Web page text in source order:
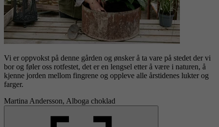
Vi er oppvokst på denne gården og ønsker å ta vare på stedet der vi
bor og føler oss rotfestet, det er en lengsel etter å være i naturen, å
kjenne jorden mellom fingrene og oppleve alle årstidenes lukter og
farger.
Martina Andersson, Alboga choklad